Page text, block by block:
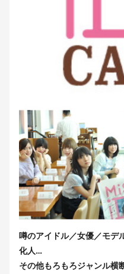
噂のアイドル／女優／モデ
化人…
その他もろもろジャンル横